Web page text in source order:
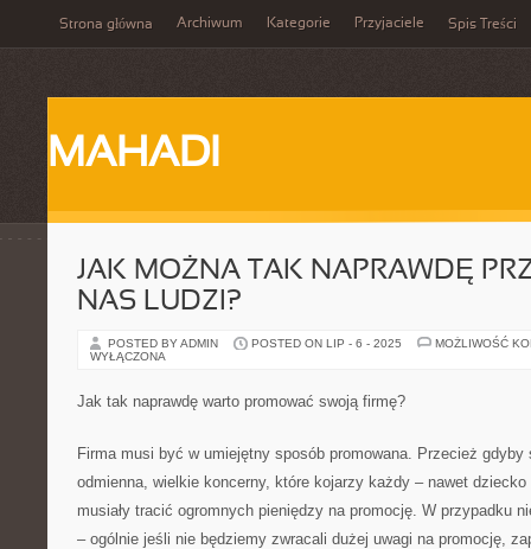
Strona główna Archiwum Kategorie Przyjaciele Spis Treści
MAHADI
JAK MOŻNA TAK NAPRAWDĘ
NAS LUDZI?
POSTED BY ADMIN POSTED ON LIP - 6 - 2025
MOŻLIWOŚĆ
WYŁĄCZONA
Jak tak naprawdę warto promować swoją firmę?
Firma musi być w umiejętny sposób promowana. Przecież gdyby
odmienna, wielkie koncerny, które kojarzy każdy – nawet
musiały tracić ogromnych pieniędzy na promocję. W przypadku
– ogólnie jeśli nie będziemy zwracali dużej uwagi na promocję,